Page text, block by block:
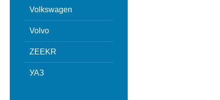
Volkswagen
Volvo
ZEEKR
УАЗ